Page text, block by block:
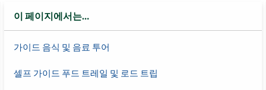
이 페이지에서는…
가이드 음식 및 음료 투어
셀프 가이드 푸드 트레일 및 로드 트립